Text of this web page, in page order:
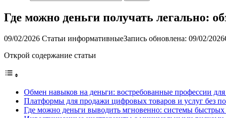
Где можно деньги получать легально:
09/02/2026 Статьи информативныеЗапись обновлена: 09/02/2026
Открой содержание статьи
Обмен навыков на деньги: востребованные профессии для
Платформы для продажи цифровых товаров и услуг без
Где можно деньги выводить мгновенно: системы быстрых